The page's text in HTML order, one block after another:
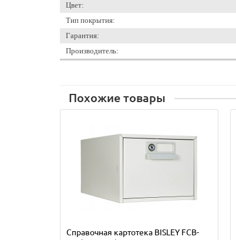
Цвет:
Тип покрытия:
Гарантия:
Производитель:
Похожие товары
Справочная картотека BISLEY FCB-